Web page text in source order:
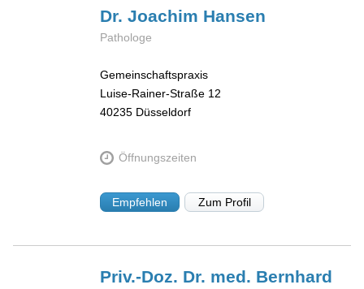
Dr. Joachim Hansen
Pathologe
Gemeinschaftspraxis
Luise-Rainer-Straße 12
40235 Düsseldorf
Öffnungszeiten
Empfehlen Zum Profil
Priv.-Doz. Dr. med. Bernhard